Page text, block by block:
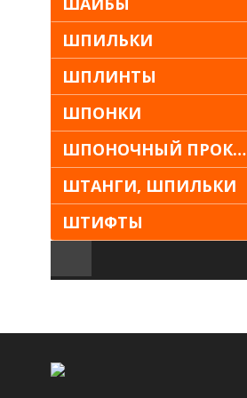
ШПИЛЬКИ
ШПЛИНТЫ
ШПОНКИ
ШПОНОЧНЫЙ ПРОКАТ
ШТАНГИ, ШПИЛЬКИ
ШТИФТЫ